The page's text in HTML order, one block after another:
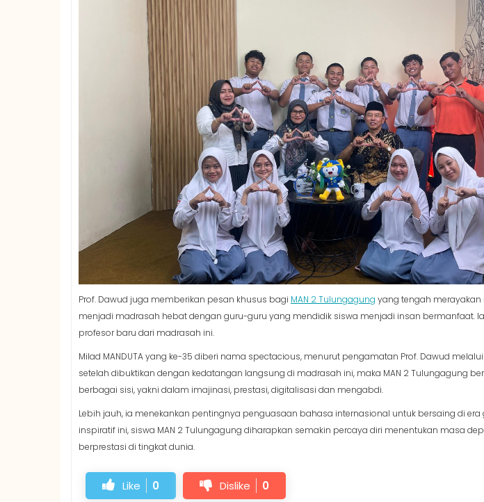
Prof. Dawud juga memberikan pesan khusus bagi MAN 2 Tulungagung yang tengah merayakan
menjadi madrasah hebat dengan guru-guru yang mendidik siswa menjadi insan bermanfaat.
profesor baru dari madrasah ini.
Milad MANDUTA yang ke-35 diberi nama spectacious, menurut pengamatan Prof. Dawud
setelah dibuktikan dengan kedatangan langsung di madrasah ini, maka MAN 2 Tulungagung
berbagai sisi, yakni dalam imajinasi, prestasi, digitalisasi dan mengabdi.
Lebih jauh, ia menekankan pentingnya penguasaan bahasa internasional untuk bersaing di
inspiratif ini, siswa MAN 2 Tulungagung diharapkan semakin percaya diri menentukan masa
berprestasi di tingkat dunia.
Like 0 Dislike 0